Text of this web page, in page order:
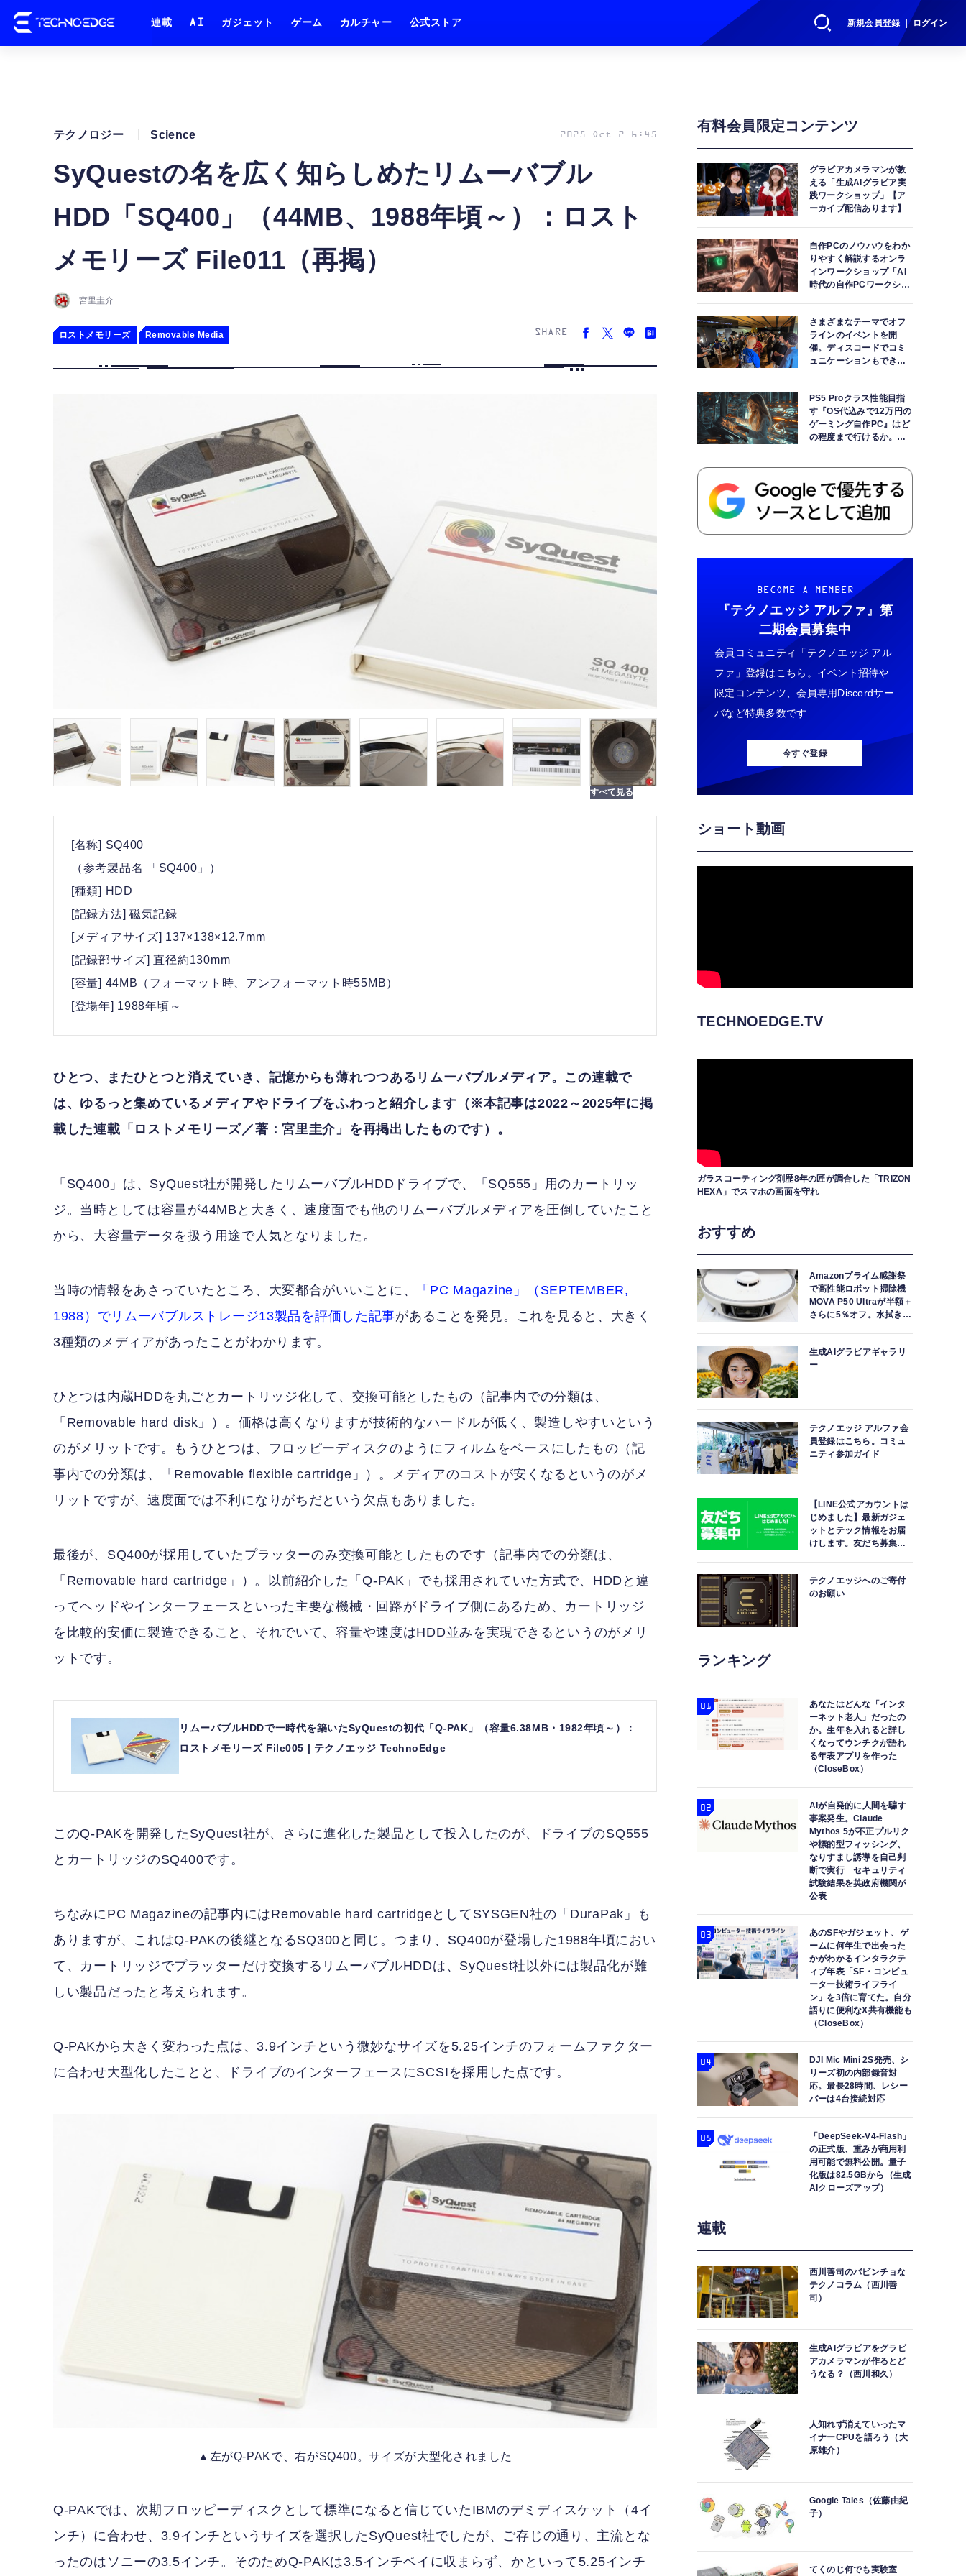
新規会員登録 ｜ ログイン
連載 AI ガジェット ゲーム カルチャー 公式ストア
SyQuestの名を広く知らしめたリムーバブル
HDD「SQ400」（44MB、1988年頃～）：ロスト
メモリーズ File011（再掲）
テクノロジー Science 2025 Oct 2 6:45
宮里圭介
ロストメモリーズ Removable Media SHARE
[名称] SQ400
（参考製品名 「SQ400」）
[種類] HDD
[記録方法] 磁気記録
[メディアサイズ] 137×138×12.7mm
[記録部サイズ] 直径約130mm
[容量] 44MB（フォーマット時、アンフォーマット時55MB）
[登場年] 1988年頃～
ひとつ、またひとつと消えていき、記憶からも薄れつつあるリムーバブルメディア。この連載で
は、ゆるっと集めているメディアやドライブをふわっと紹介します（※本記事は2022～2025年に掲
載した連載「ロストメモリーズ／著：宮里圭介」を再掲出したものです）。
「SQ400」は、SyQuest社が開発したリムーバブルHDDドライブで、「SQ555」用のカートリッ
ジ。当時としては容量が44MBと大きく、速度面でも他のリムーバブルメディアを圧倒していたこと
から、大容量データを扱う用途で人気となりました。
当時の情報をあさっていたところ、大変都合がいいことに、
「PC Magazine」（SEPTEMBER,
1988）でリムーバブルストレージ13製品を評価した記事があることを発見。これを見ると、大きく
3種類のメディアがあったことがわかります。
ひとつは内蔵HDDを丸ごとカートリッジ化して、交換可能としたもの（記事内での分類は、
「Removable hard disk」）。価格は高くなりますが技術的なハードルが低く、製造しやすいという
のがメリットです。もうひとつは、フロッピーディスクのようにフィルムをベースにしたもの（記
事内での分類は、「Removable flexible cartridge」）。メディアのコストが安くなるというのがメ
リットですが、速度面では不利になりがちだという欠点もありました。
最後が、SQ400が採用していたプラッターのみ交換可能としたものです（記事内での分類は、
「Removable hard cartridge」）。以前紹介した「Q-PAK」でも採用されていた方式で、HDDと違
ってヘッドやインターフェースといった主要な機械・回路がドライブ側にあるため、カートリッジ
を比較的安価に製造できること、それでいて、容量や速度はHDD並みを実現できるというのがメリ
ットです。
リムーバブルHDDで一時代を築いたSyQuestの初代「Q-PAK」（容量6.38MB・1982年頃～）：
ロストメモリーズ File005 | テクノエッジ TechnoEdge
このQ-PAKを開発したSyQuest社が、さらに進化した製品として投入したのが、ドライブのSQ555
とカートリッジのSQ400です。
ちなみにPC Magazineの記事内にはRemovable hard cartridgeとしてSYSGEN社の「DuraPak」も
ありますが、これはQ-PAKの後継となるSQ300と同じ。つまり、SQ400が登場した1988年頃におい
て、カートリッジでプラッターだけ交換するリムーバブルHDDは、SyQuest社以外には製品化が難
しい製品だったと考えられます。
Q-PAKから大きく変わった点は、3.9インチという微妙なサイズを5.25インチのフォームファクター
に合わせ大型化したことと、ドライブのインターフェースにSCSIを採用した点です。
▲左がQ-PAKで、右がSQ400。サイズが大型化されました
Q-PAKでは、次期フロッピーディスクとして標準になると信じていたIBMのデミディスケット（4イ
ンチ）に合わせ、3.9インチというサイズを選択したSyQuest社でしたが、ご存じの通り、主流とな
ったのはソニーの3.5インチ。そのためQ-PAKは3.5インチベイに収まらず、かといって5.25インチ
有料会員限定コンテンツ
グラビアカメラマンが教
える「生成AIグラビア実
践ワークショップ」【ア
ーカイブ配信あります】
自作PCのノウハウをわか
りやすく解説するオンラ
インワークショップ「AI
時代の自作PCワークショ
さまざまなテーマでオフ
ラインのイベントを開
催。ディスコードでコミ
ュニケーションもできま
PS5 Proクラス性能目指
す『OS代込みで12万円の
ゲーミング自作PC』はど
の程度まで行けるか。
BECOME A MEMBER
『テクノエッジ アルファ』 第
二期会員募集中
会員コミュニティ「テクノエッジ アル
ファ」登録はこちら。イベント招待や
限定コンテンツ、会員専用Discordサー
バなど特典多数です
今すぐ登録
ショート動画
TECHNOEDGE.TV
ガラスコーティング剤歴8年の匠が調合した「TRIZON
HEXA」でスマホの画面を守れ
おすすめ
Amazonプライム感謝祭
で高性能ロボット掃除機
MOVA P50 Ultraが半額＋
さらに5％オフ。水拭きモ
生成AIグラビアギャラリ
ー
テクノエッジ アルファ会
員登録はこちら。コミュ
ニティ参加ガイド
【LINE公式アカウントは
じめました】最新ガジェ
ットとテック情報をお届
けします。友だち募集
テクノエッジへのご寄付
のお願い
ランキング
あなたはどんな「インタ
ーネット老人」だったの
か。生年を入れると詳し
くなってウンチクが語れ
る年表アプリを作った
（CloseBox）
AIが自発的に人間を騙す
事案発生。Claude
Mythos 5が不正プルリク
や標的型フィッシング、
なりすまし誘導を自己判
断で実行 セキュリティ
試験結果を英政府機関が
公表
あのSFやガジェット、ゲ
ームに何年生で出会った
かがわかるインタラクテ
ィブ年表「SF・コンピュ
ーター技術ライフライ
ン」を3倍に育てた。自分
語りに便利なX共有機能も
（CloseBox）
DJI Mic Mini 2S発売、シ
リーズ初の内部録音対
応。最長28時間、レシー
バーは4台接続対応
「DeepSeek-V4-Flash」
の正式版、重みが商用利
用可能で無料公開。量子
化版は82.5GBから（生成
AIクローズアップ）
連載
西川善司のバビンチョな
テクノコラム（西川善
司）
生成AIグラビアをグラビ
アカメラマンが作るとど
うなる？（西川和久）
人知れず消えていったマ
イナーCPUを語ろう（大
原雄介）
Google Tales（佐藤由紀
子）
てくのじ何でも実験室